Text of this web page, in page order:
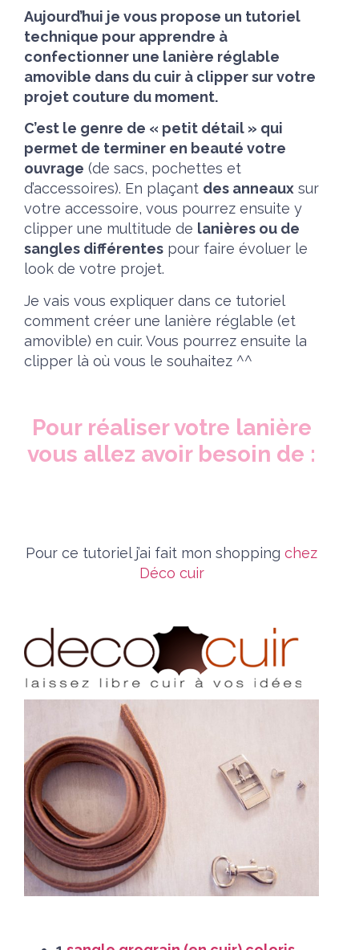
Aujourd’hui je vous propose un tutoriel
technique pour apprendre à
confectionner une lanière réglable
amovible dans du cuir à clipper sur votre
projet couture du moment.
C’est le genre de « petit détail » qui
permet de terminer en beauté votre
ouvrage (de sacs, pochettes et
d’accessoires). En plaçant des anneaux sur
votre accessoire, vous pourrez ensuite y
clipper une multitude de lanières ou de
sangles différentes pour faire évoluer le
look de votre projet.
Je vais vous expliquer dans ce tutoriel
comment créer une lanière réglable (et
amovible) en cuir. Vous pourrez ensuite la
clipper là où vous le souhaitez ^^
Pour réaliser votre lanière
vous allez avoir besoin de :
Pour ce tutoriel j’ai fait mon shopping chez
Déco cuir